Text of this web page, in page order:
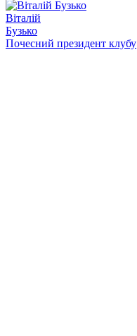
Віталій
Бузько
Почесний президент клубу